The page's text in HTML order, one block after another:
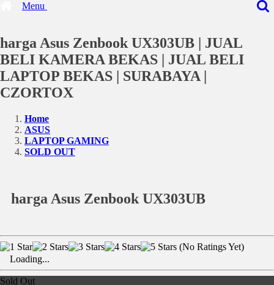
Menu
harga Asus Zenbook UX303UB | JUAL
BELI KAMERA BEKAS | JUAL BELI
LAPTOP BEKAS | SURABAYA |
CZORTOX
Home
ASUS
LAPTOP GAMING
SOLD OUT
harga Asus Zenbook UX303UB
(No Ratings Yet)
Loading...
Sold Out